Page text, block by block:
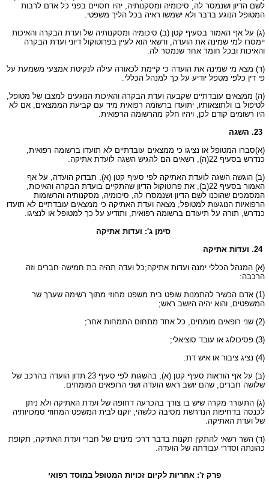
לשם הדיון ושנמסר לה, סיכומיה ומסקנותיה, יהיו חסויים בפני כל אדם לרבות
המטופל הנוגע בדבר ולא ישמשו ראיה בכל הליך משפטי.
(ג) על אף האמור בסעיף קטן (ב) סיכומיה ומסקנותיה של ועדת הבקרה והאיכות
יימסרו למי שמינה את הועדה, ורשאי הוא לעיין בפרוטוקול דיוני ועדת הבקרה
והאיכות ובכל חומר אחר שנמסר לה.
(ד) מצא מי שמינה את הועדה כי קיימת לכאורה עילה לנקיטת אמצעי משמעת על
פי דין כלפי מטפל יודיע על כך למנהל הכללי.
(ה) ממצאים עובדתיים שקבעה ועדת הבקרה והאיכות הנוגעים למצבו של מטופל,
לטיפול בו ולתוצאותיו, יתועדו ברשומה רפואית מיד עם קביעת הממצאים, אם לא
היו רשומים קודם לכן, ויהיו חלק מהרשומה הרפואית.
(א)סברו המטופל או נציגו כי ממצאים עובדתיים לא תועדו ברשומה רפואית,
כנדרש בסעיף 22(ה), רשאים הם להגיש השגה לועדת אתיקה.
(ב) הוגשה השגה לועדת האתיקה לפי סעיף קטן (א), תבדוק הועדה, על אף
האמור בסעיף 22(ב), את פרוטוקול הדיון שהתקיים בועדת הבקרה והאיכות,
המסמכים שהוכנו לשם הדיון ושנמסרו לה, סיכומיה, מסקנותיה והרשומות
הרפואיות הנוגעות למטופל; מצאה ועדת האתיקה כי ממצאים עובדתיים לא תועדו
כנדרש, תורה על תיעודם ברשומה רפואית, ותודיע על כך למטופל או לנציגו.
סימן ג': ועדות אתיקה
24. ועדות אתיקה
(א) המנהל הכללי ימנה ועדות אתיקה;כל ועדה תהיה בת חמישה חברים וזה
הרכבה:
(1) אדם הכשיר להתמנות שופט בית משפט מחוזי מתוך רשימה שערך שר
המשפטים, והוא יהיה היושב ראש;
(2) שני רופאים מומחים, כל אחד מתחום התמחות אחר;
(3) פסיכולוג או עובד סוציאלי;
(4) נציג ציבור או איש דת.
(ב) על אף הוראות סעיף קטן (א), בהשגות לפי סעיף 23 תדון הועדה בהרכב של
שלושה חברים, שהם יושב ראש הועדה ושני הרופאים המומחים.
(ג) התעורר מקרה שיש בו צורך בהכרעה דחופה של ועדת האתיקה ולא ניתן
לכנסה בדחיפות הנדרשת מסיבה כלשהי, יוקנו לבית המשפט המחוזי סמכויותיה
של ועדת האתיקה.
(ד) השר רשאי להתקין תקנות בדבר דרכי מינוים של חברי ועדת האתיקה, תקופת
כהונתה וסדרי עבודתה של הועדה.
פרק ז': אחריות לקיום זכויות המטופל במוסד רפואי